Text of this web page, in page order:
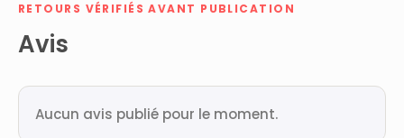
RETOURS VÉRIFIÉS AVANT PUBLICATION
Avis
Aucun avis publié pour le moment.